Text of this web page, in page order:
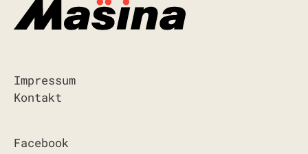
Impressum
Kontakt
Facebook